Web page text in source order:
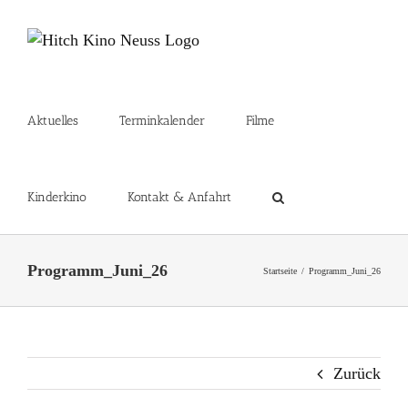
Inhalt
Aktuelles Terminkalender Filme
Kinderkino Kontakt & Anfahrt
Programm_Juni_26 Startseite Programm_Juni_26
Zurück